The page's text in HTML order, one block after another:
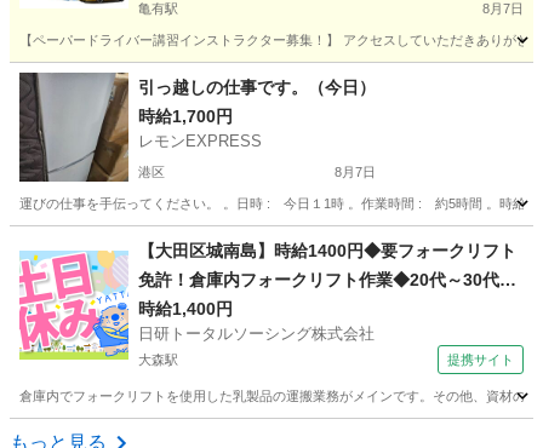
亀有駅 8月7日
【ペーパードライバー講習インストラクター募集！】 アクセスしていただきありが
東京 足立区 亀有駅 ドライバー ペーパードライバー
引っ越しの仕事です。（今日）
時給1,700円
レモンEXPRESS
港区 8月7日
運びの仕事を手伝ってください。 。日時 : 今日１1時 。作業時間 : 約5時間 。時給 :
引越し 昼ご飯
【大田区城南島】時給1400円◆要フォークリフト
免許！倉庫内フォークリフト作業◆20代～30代活
躍中
時給1,400円
日研トータルソーシング株式会社
大森駅 提携サイト
倉庫内でフォークリフトを使用した乳製品の運搬業務がメインです。その他、資材の
東京 大田区
もっと見る